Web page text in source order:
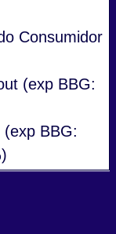
Consumidor
(exp BBG:
BBG: